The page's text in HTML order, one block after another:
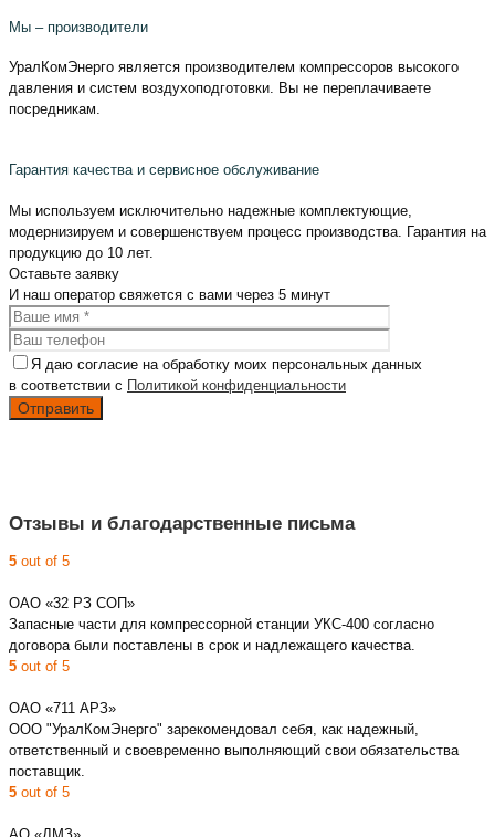
Мы – производители
УралКомЭнерго является производителем компрессоров высокого
давления и систем воздухоподготовки. Вы не переплачиваете
посредникам.
Гарантия качества и сервисное обслуживание
Мы используем исключительно надежные комплектующие,
модернизируем и совершенствуем процесс производства. Гарантия на
продукцию до 10 лет.
Оставьте заявку
И наш оператор свяжется с вами через 5 минут
Я даю согласие на обработку моих персональных данных
в соответствии с Политикой конфиденциальности
Отзывы и благодарственные письма
5 out of 5
ОАО «32 РЗ СОП»
Запасные части для компрессорной станции УКС-400 согласно
договора были поставлены в срок и надлежащего качества.
5 out of 5
ОАО «711 АРЗ»
ООО "УралКомЭнерго" зарекомендовал себя, как надежный,
ответственный и своевременно выполняющий свои обязательства
поставщик.
5 out of 5